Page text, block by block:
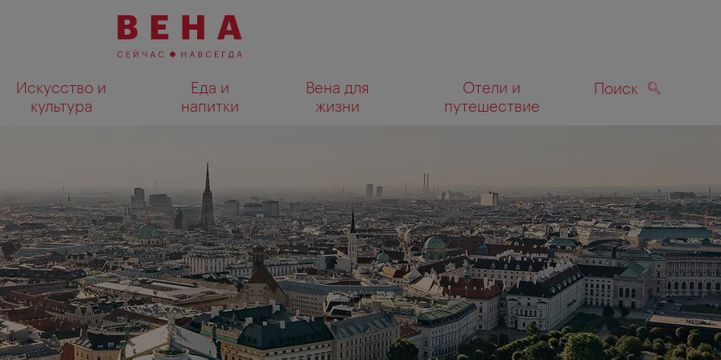
Искусство и
культура
Еда и
напитки
Вена для
жизни
Отели и
путешествие
Поиск